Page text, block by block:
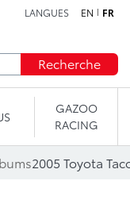
LANGUES EN FR
Recherche
GAZOO
RACING
2005 Toyota